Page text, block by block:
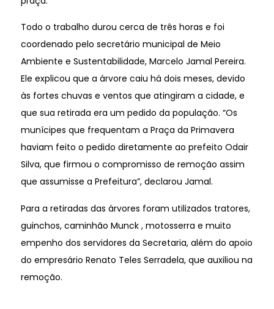
Todo o trabalho durou cerca de três horas e foi
coordenado pelo secretário municipal de Meio
Ambiente e Sustentabilidade, Marcelo Jamal Pereira.
Ele explicou que a árvore caiu há dois meses, devido
às fortes chuvas e ventos que atingiram a cidade, e
que sua retirada era um pedido da população. “Os
munícipes que frequentam a Praça da Primavera
haviam feito o pedido diretamente ao prefeito Odair
Silva, que firmou o compromisso de remoção assim
que assumisse a Prefeitura”, declarou Jamal.
Para a retiradas das árvores foram utilizados tratores,
guinchos, caminhão Munck , motosserra e muito
empenho dos servidores da Secretaria, além do apoio
do empresário Renato Teles Serradela, que auxiliou na
remoção.